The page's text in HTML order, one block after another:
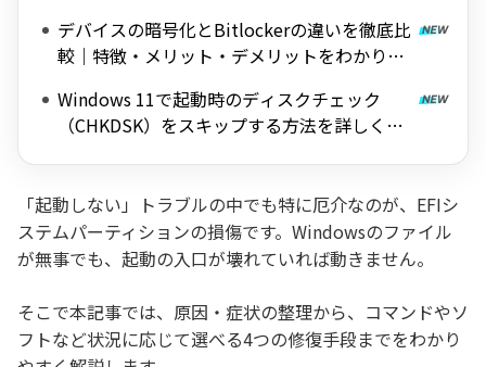
デバイスの暗号化とBitlockerの違いを徹底比
較｜特徴・メリット・デメリットをわかりや
Windows 11で起動時のディスクチェック
（CHKDSK）をスキップする方法を詳しく解
「起動しない」トラブルの中でも特に厄介なのが、EFIシ
ステムパーティションの損傷です。Windowsのファイル
が無事でも、起動の入口が壊れていれば動きません。
そこで本記事では、原因・症状の整理から、コマンドやソ
フトなど状況に応じて選べる4つの修復手段までをわかり